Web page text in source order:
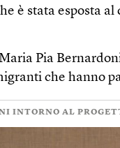
è stata esposta
Pia
che hanno
INTORNO AL